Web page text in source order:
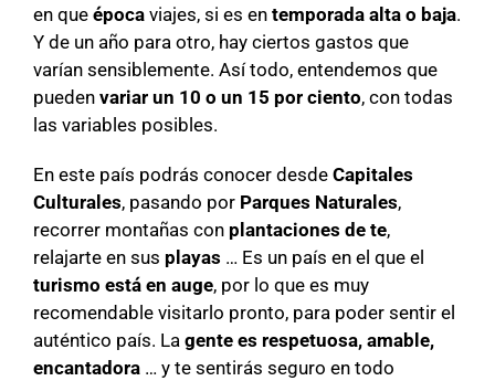
en que época viajes, si es en temporada alta o baja.
Y de un año para otro, hay ciertos gastos que
varían sensiblemente. Así todo, entendemos que
pueden variar un 10 o un 15 por ciento, con todas
las variables posibles.
En este país podrás conocer desde Capitales
Culturales, pasando por Parques Naturales,
recorrer montañas con plantaciones de te,
relajarte en sus playas … Es un país en el que el
turismo está en auge, por lo que es muy
recomendable visitarlo pronto, para poder sentir el
auténtico país. La gente es respetuosa, amable,
encantadora … y te sentirás seguro en todo